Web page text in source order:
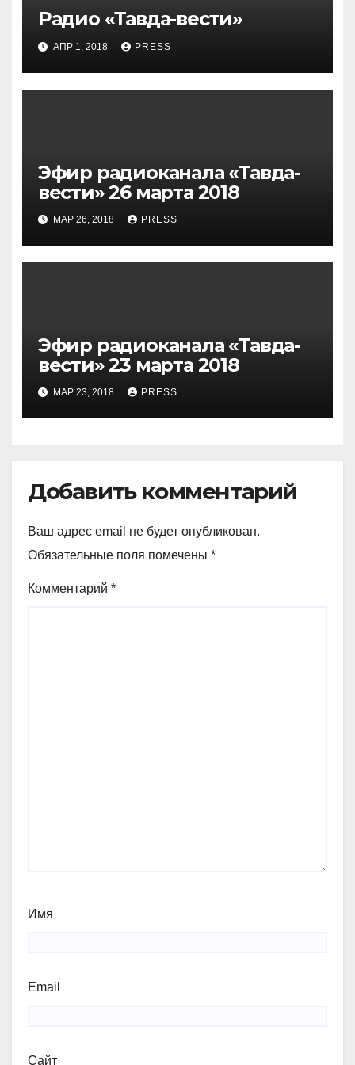
Радио «Тавда-вести»
АПР 1, 2018 PRESS
Эфир радиоканала «Тавда-
вести» 26 марта 2018
МАР 26, 2018 PRESS
Эфир радиоканала «Тавда-
вести» 23 марта 2018
МАР 23, 2018 PRESS
Добавить комментарий
Ваш адрес email не будет опубликован.
Обязательные поля помечены *
Комментарий *
Имя
Email
Сайт